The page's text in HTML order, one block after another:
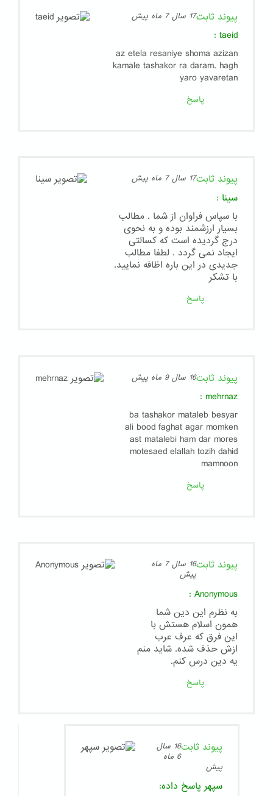
پیوند ثابت17 سال 7 ماه پیش
taeid
:
az etela resaniye shoma azizan
kamale tashakor ra daram. hagh
yaro yavaretan
پاسخ
پیوند ثابت17 سال 7 ماه پیش
سینا :
با سپاس فراوان از شما . مطالب
بسیار ارزشمند بوده و به نحوی
درج گردیده است که کسالتی
ایجاد نمی گردد . لطفا مطالب
جدیدی در این باره اظافه نمایید.
با تشکر
پاسخ
پیوند ثابت16 سال 9 ماه پیش
mehrnaz
:
ba tashakor mataleb besyar
ali bood faghat agar momken
ast matalebi ham dar mores
motesaed elallah tozih dahid
mamnoon
پاسخ
پیوند ثابت
16 سال 7 ماه
پیش
Anonymous
:
به نظرم این دین شما
همون اسلام هستش با
این فرق که عرف عرب
ازش حذف شده. شاید منم
یه دین درس کنم.
پاسخ
پیوند ثابت
16 سال
6 ماه
پیش
سپهر پاسخ داده: